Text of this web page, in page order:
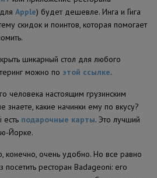
Apple) будет дешевле. Инга и Гига
скидок и поинтов, которая помогает
шикарный стол для любого
можно по этой ссылке.
человека настоящим грузинским
знаете, какие начинки ему по вкусу?
есть подарочные карты. Это лучший
Йорке.
конечно, очень удобно. Но все равно
ресторан Badageoni: его